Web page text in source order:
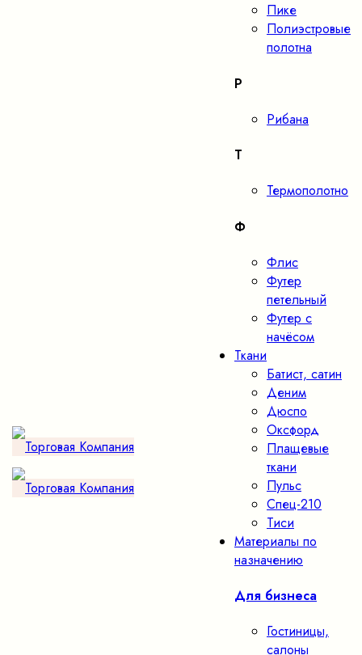
Пике
Полиэстровые
полотна
Р
Рибана
Т
Термополотно
Ф
Флис
Футер
петельный
Футер с
начёсом
Ткани
Батист, сатин
Деним
Дюспо
Оксфорд
Плащевые
ткани
Пульс
Спец-210
Тиси
Материалы по
назначению
Для бизнеса
Гостиницы,
салоны